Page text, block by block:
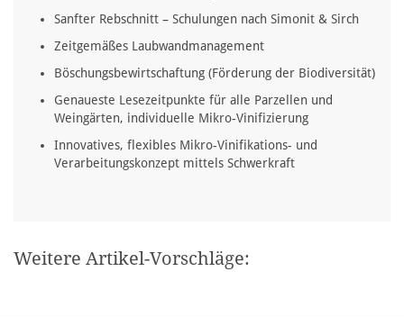
Sanfter Rebschnitt – Schulungen nach Simonit & Sirch
Zeitgemäßes Laubwandmanagement
Böschungsbewirtschaftung (Förderung der Biodiversität)
Genaueste Lesezeitpunkte für alle Parzellen und
Weingärten, individuelle Mikro-Vinifizierung
Innovatives, flexibles Mikro-Vinifikations- und
Verarbeitungskonzept mittels Schwerkraft
Weitere Artikel-Vorschläge: